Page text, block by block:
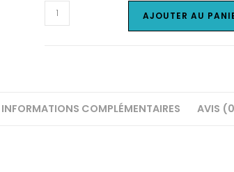
quantité
de
poils
AJOUTER AU
INFORMATIONS COMPLÉMENTAIRES AVIS